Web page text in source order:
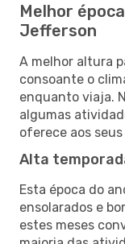
Melhor
Jefferson
A melhor altura
consoante o
enquanto viaja.
algumas
oferece aos
Alta
Esta época do
ensolarados e
estes meses